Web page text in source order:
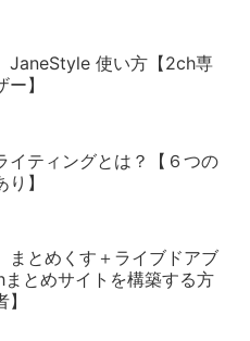
JaneStyle 使い方【2ch専
】
イティングとは？【６つの
】
まとめくす＋ライブドアブ
まとめサイトを構築する方